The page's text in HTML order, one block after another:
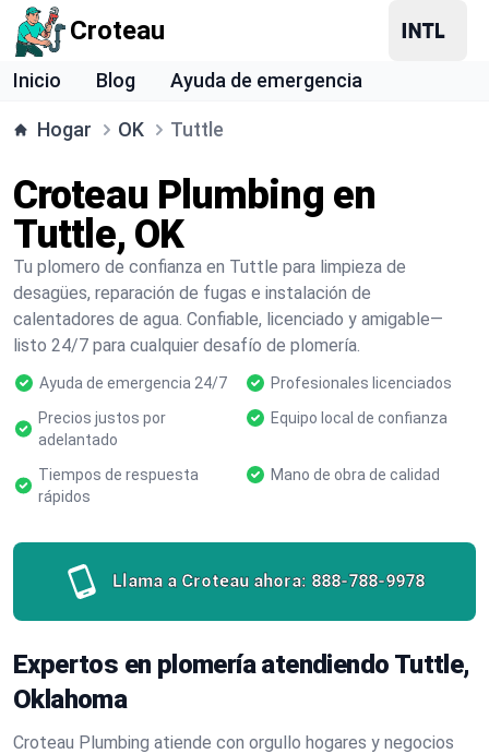
Croteau
Inicio Blog Ayuda de emergencia
Hogar OK Tuttle
Croteau Plumbing en
Tuttle, OK
Tu plomero de confianza en Tuttle para limpieza de
desagües, reparación de fugas e instalación de
calentadores de agua. Confiable, licenciado y amigable—
listo 24/7 para cualquier desafío de plomería.
Ayuda de emergencia 24/7
Profesionales licenciados
Precios justos por
adelantado
Equipo local de confianza
Tiempos de respuesta
rápidos
Mano de obra de calidad
Llama a Croteau ahora: 888-788-9978
Expertos en plomería atendiendo Tuttle,
Oklahoma
Croteau Plumbing atiende con orgullo hogares y negocios